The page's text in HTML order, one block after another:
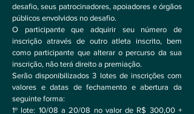
desafio, seus patrocinadores, apoiadores e órgãos
públicos envolvidos no desafio.
O participante que adquirir seu número de
inscrição através de outro atleta inscrito, bem
como participante que alterar o percurso da sua
inscrição, não terá direito a premiação.
Serão disponibilizados 3 lotes de inscrições com
valores e datas de fechamento e abertura da
seguinte forma:
1º lote: 10/08 a 20/08 no valor de R$ 300,00 +